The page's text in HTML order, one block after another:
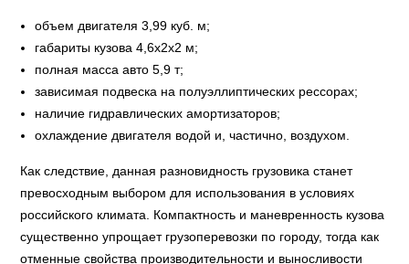
объем двигателя 3,99 куб. м;
габариты кузова 4,6х2х2 м;
полная масса авто 5,9 т;
зависимая подвеска на полуэллиптических рессорах;
наличие гидравлических амортизаторов;
охлаждение двигателя водой и, частично, воздухом.
Как следствие, данная разновидность грузовика станет
превосходным выбором для использования в условиях
российского климата. Компактность и маневренность кузова
существенно упрощает грузоперевозки по городу, тогда как
отменные свойства производительности и выносливости